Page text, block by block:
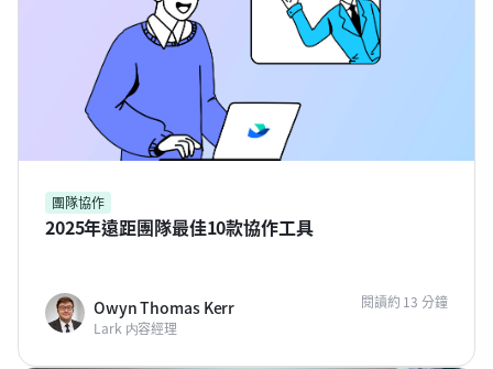
團隊協作
2025年遠距團隊最佳10款協作工具
Owyn Thomas Kerr
Lark 内容經理
閱讀約 13 分鐘